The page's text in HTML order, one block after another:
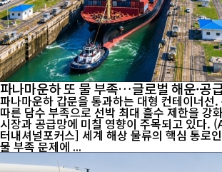
파나마운하 또 물 부족…글로벌 해운·공
파나마운하 갑문을 통과하는 대형 컨테이너선
따른 담수 부족으로 선박 최대 흘수 제한을 강
시장과 공급망에 미칠 영향이 주목되고 있다. (AI
터내셔널포커스] 세계 해상 물류의 핵심 통로
물 부족 문제에 ...